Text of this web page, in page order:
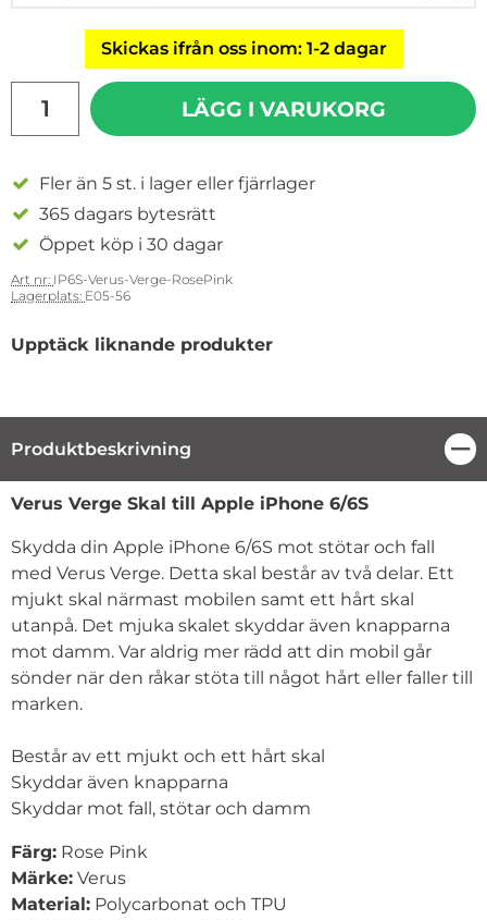
Skickas ifrån oss inom: 1-2 dagar
LÄGG I VARUKORG
Fler än 5 st. i lager eller fjärrlager
365 dagars bytesrätt
Öppet köp i 30 dagar
Art nr: IP6S-Verus-Verge-RosePink
Lagerplats: E05-56
Upptäck liknande produkter
Produktbeskrivning
Produktbeskrivning
Verus Verge Skal till Apple iPhone 6/6S
Skydda din Apple iPhone 6/6S mot stötar och fall
med Verus Verge. Detta skal består av två delar. Ett
mjukt skal närmast mobilen samt ett hårt skal
utanpå. Det mjuka skalet skyddar även knapparna
mot damm. Var aldrig mer rädd att din mobil går
sönder när den råkar stöta till något hårt eller faller till
marken.
Består av ett mjukt och ett hårt skal
Skyddar även knapparna
Skyddar mot fall, stötar och damm
Färg: Rose Pink
Märke: Verus
Material: Polycarbonat och TPU